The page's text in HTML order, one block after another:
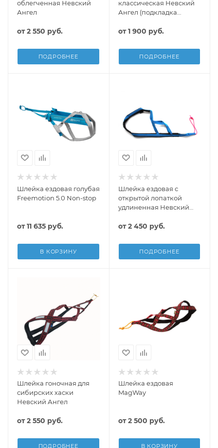
облегченная Невский
Ангел
от2 550 руб.
ПОДРОБНЕЕ
классическая Невский
Ангел (подкладка
от1 900 руб.
ПОДРОБНЕЕ
Шлейка ездовая голубая
Freemotion 5.0 Non-stop
от11 635 руб.
В КОРЗИНУ
Шлейка ездовая с
открытой лопаткой
удлиненная Невский
от2 450 руб.
ПОДРОБНЕЕ
Шлейка гоночная для
сибирских хаски
Невский Ангел
от2 550 руб.
ПОДРОБНЕЕ
Шлейка ездовая
MagWay
от2 500 руб.
В КОРЗИНУ